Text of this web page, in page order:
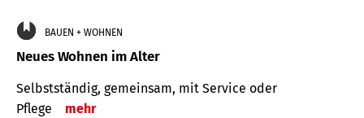
BAUEN + WOHNEN
Neues Wohnen im Alter
Selbstständig, gemeinsam, mit Service oder
Pflege
mehr